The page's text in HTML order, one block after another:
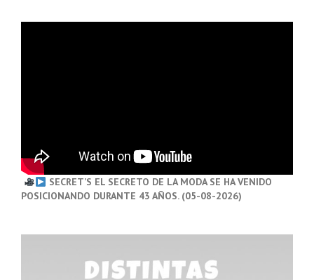
SECRET’S EL SECRETO DE LA MODA SE HA VENIDO
POSICIONANDO DURANTE 43 AÑOS. (05-08-2026)